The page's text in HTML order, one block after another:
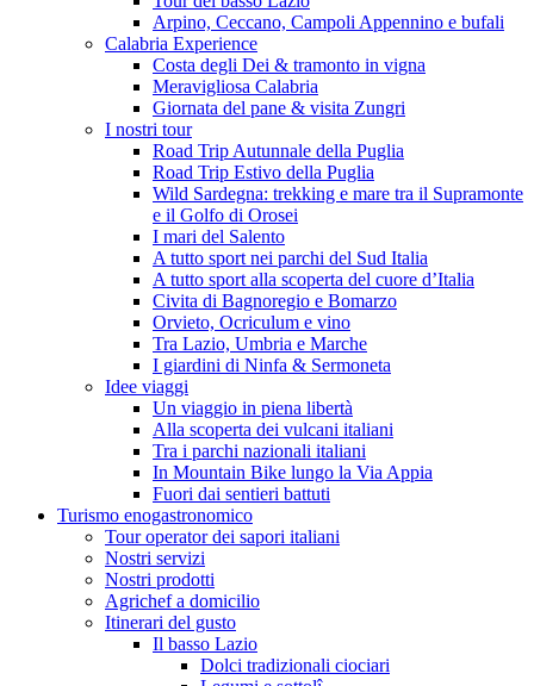
Arpino, Ceccano, Campoli Appennino e bufali
Calabria Experience
Costa degli Dei & tramonto in vigna
Meravigliosa Calabria
Giornata del pane & visita Zungri
I nostri tour
Road Trip Autunnale della Puglia
Road Trip Estivo della Puglia
Wild Sardegna: trekking e mare tra il Supramonte
e il Golfo di Orosei
I mari del Salento
A tutto sport nei parchi del Sud Italia
A tutto sport alla scoperta del cuore d’Italia
Civita di Bagnoregio e Bomarzo
Orvieto, Ocriculum e vino
Tra Lazio, Umbria e Marche
I giardini di Ninfa & Sermoneta
Idee viaggi
Un viaggio in piena libertà
Alla scoperta dei vulcani italiani
Tra i parchi nazionali italiani
In Mountain Bike lungo la Via Appia
Fuori dai sentieri battuti
Turismo enogastronomico
Tour operator dei sapori italiani
Nostri servizi
Nostri prodotti
Agrichef a domicilio
Itinerari del gusto
Il basso Lazio
Dolci tradizionali ciociari